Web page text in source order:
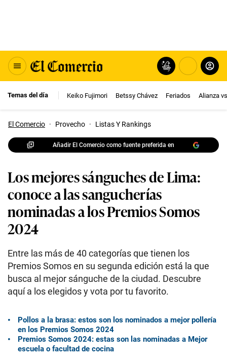
Temas del día Keiko Fujimori Betssy Chávez Feriados Alianza
El Comercio · Provecho · Listas Y Rankings
Añadir El Comercio como fuente preferida en
Los mejores sánguches de Lima:
conoce a las sangucherías
nominadas a los Premios Somos
2024
Entre las más de 40 categorías que tienen los
Premios Somos en su segunda edición está la que
busca al mejor sánguche de la ciudad. Descubre
aquí a los elegidos y vota por tu favorito.
Pollos a la brasa: estos son los nominados a mejor pollería
en los Premios Somos 2024
Premios Somos 2024: estas son las nominadas a Mejor
escuela o facultad de cocina